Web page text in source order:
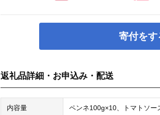
寄付をす
返礼品詳細・お申込み・配送
内容量 ペンネ100g×10、トマトソー